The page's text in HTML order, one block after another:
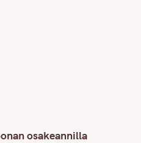
osakeannilla